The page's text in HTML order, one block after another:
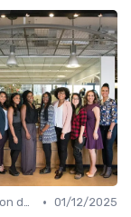
Digitalisation des ventes • 01/12/2025